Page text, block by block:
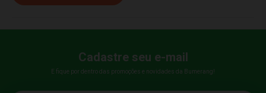
Cadastre seu e-mail
E fique por dentro das promoções e novidades da Bumerang!